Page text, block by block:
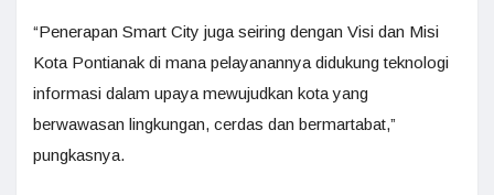
“Penerapan Smart City juga seiring dengan Visi dan Misi
Kota Pontianak di mana pelayanannya didukung teknologi
informasi dalam upaya mewujudkan kota yang
berwawasan lingkungan, cerdas dan bermartabat,”
pungkasnya.